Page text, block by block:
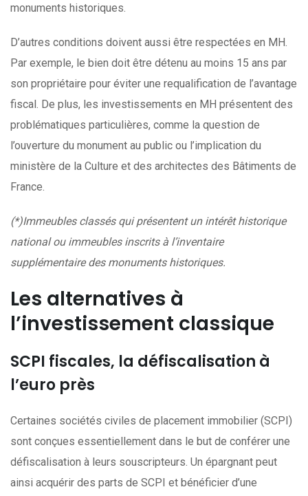
monuments historiques.
D’autres conditions doivent aussi être respectées en MH.
Par exemple, le bien doit être détenu au moins 15 ans par
son propriétaire pour éviter une requalification de l’avantage
fiscal. De plus, les investissements en MH présentent des
problématiques particulières, comme la question de
l’ouverture du monument au public ou l’implication du
ministère de la Culture et des architectes des Bâtiments de
France.
(*)Immeubles classés qui présentent un intérêt historique
national ou immeubles inscrits à l’inventaire
supplémentaire des monuments historiques.
Les alternatives à
l’investissement classique
SCPI fiscales, la défiscalisation à
l’euro près
Certaines sociétés civiles de placement immobilier (SCPI)
sont conçues essentiellement dans le but de conférer une
défiscalisation à leurs souscripteurs. Un épargnant peut
ainsi acquérir des parts de SCPI et bénéficier d’une